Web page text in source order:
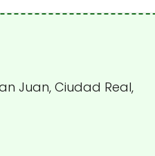
Juan, Ciudad Real,